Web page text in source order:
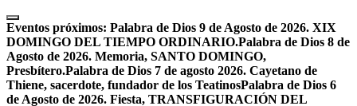
Skip
to
content
Eventos próximos: Palabra de Dios 9 de Agosto de 2026. XIX
DOMINGO DEL TIEMPO ORDINARIO.Palabra de Dios 8 de
Agosto de 2026. Memoria, SANTO DOMINGO,
Presbítero.Palabra de Dios 7 de agosto 2026. Cayetano de
Thiene, sacerdote, fundador de los TeatinosPalabra de Dios 6
de Agosto de 2026. Fiesta, TRANSFIGURACIÓN DEL